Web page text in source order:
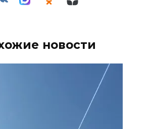
новости